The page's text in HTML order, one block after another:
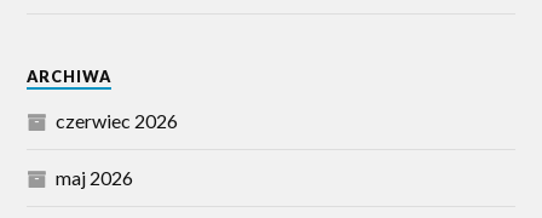
ARCHIWA
czerwiec 2026
maj 2026